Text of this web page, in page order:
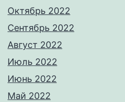
Октябрь 2022
Сентябрь 2022
Август 2022
Июль 2022
Июнь 2022
Май 2022